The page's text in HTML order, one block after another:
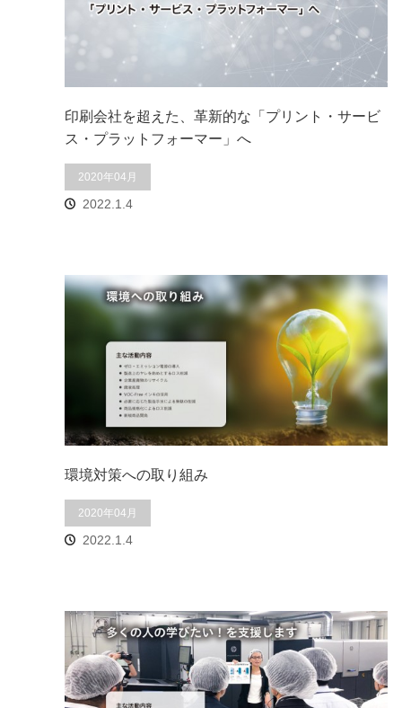
印刷会社を超えた、革新的な「プリント・サービ
ス・プラットフォーマー」へ
2020年04月
2022.1.4
環境対策への取り組み
2020年04月
2022.1.4